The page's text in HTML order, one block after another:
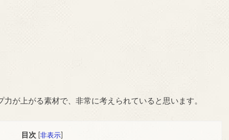
が上がる素材で、非常に考えられていると思います。
目次 非表示